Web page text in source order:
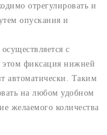
отрегулировать и
опускания и
с
фиксация нижней
автоматически. Таким
на любом удобном
желаемого количества